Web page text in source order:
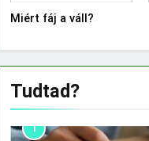
Miért fáj a váll?
Tudtad?
1